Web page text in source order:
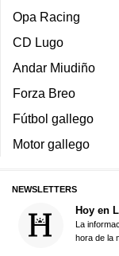
Opa Racing
CD Lugo
Andar Miudiño
Forza Breo
Fútbol gallego
Motor gallego
NEWSLETTERS
Hoy en
La
hora de la